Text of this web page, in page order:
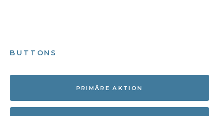
BUTTONS
PRIMÄRE AKTION